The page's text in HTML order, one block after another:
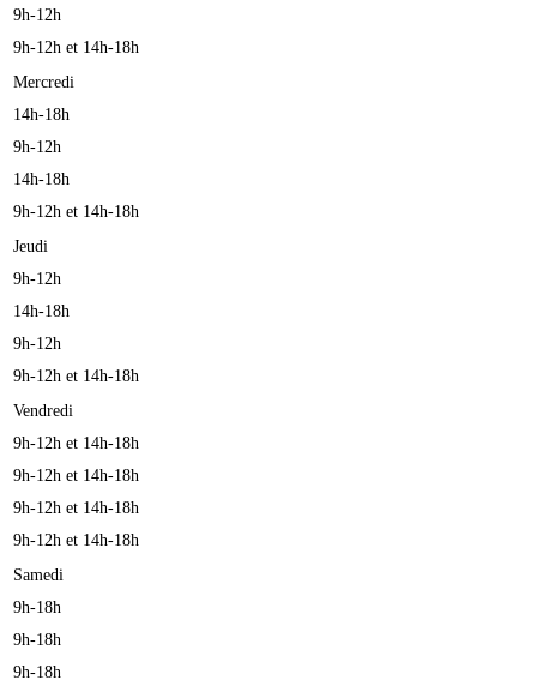
9h-12h
9h-12h et 14h-18h
Mercredi
14h-18h
9h-12h
14h-18h
9h-12h et 14h-18h
Jeudi
9h-12h
14h-18h
9h-12h
9h-12h et 14h-18h
Vendredi
9h-12h et 14h-18h
9h-12h et 14h-18h
9h-12h et 14h-18h
9h-12h et 14h-18h
Samedi
9h-18h
9h-18h
9h-18h